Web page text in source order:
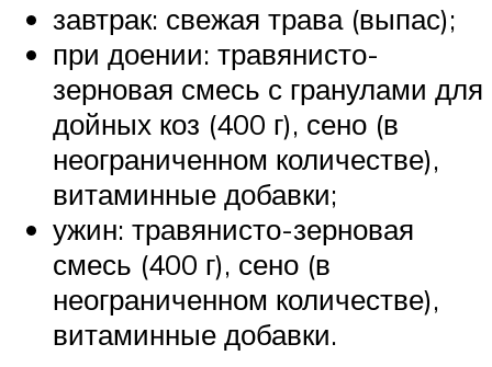
завтрак: свежая трава (выпас);
при доении: травянисто-
зерновая смесь с гранулами для
дойных коз (400 г), сено (в
неограниченном количестве),
витаминные добавки;
ужин: травянисто-зерновая
смесь (400 г), сено (в
неограниченном количестве),
витаминные добавки.